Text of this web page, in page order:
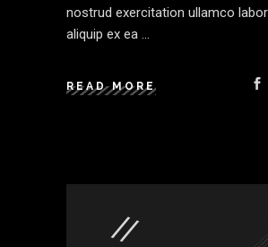
nostrud exercitation ullamco
aliquip ex ea
READ MORE